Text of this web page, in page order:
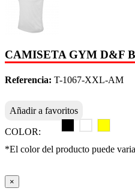
CAMISETA GYM D&F
Referencia: T-1067-XXL-AM
Añadir a favoritos
COLOR:
*El color del producto puede
×